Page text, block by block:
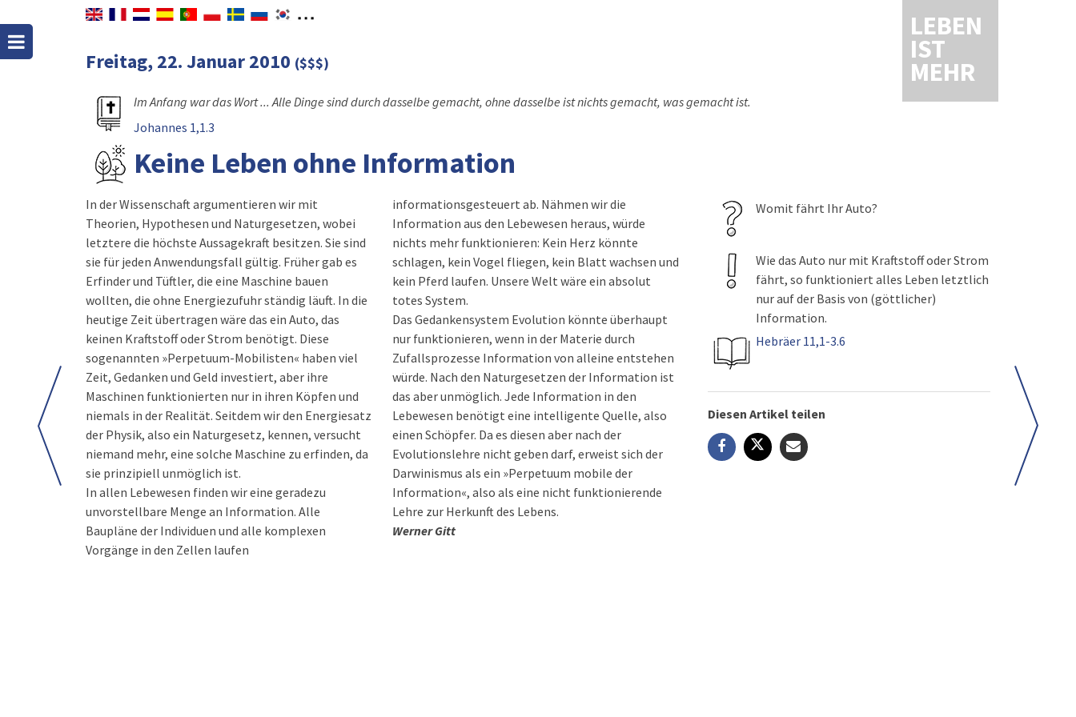
LEBEN
IST
MEHR
Freitag, 22. Januar 2010 ($$$)
Im Anfang war das Wort ... Alle Dinge sind durch dasselbe gemacht, ohne dasselbe ist nichts gemacht, was gemacht ist.
Johannes 1,1.3
Keine Leben ohne Information
In der Wissenschaft argumentieren wir mit
Theorien, Hypothesen und Naturgesetzen, wobei
letztere die höchste Aussagekraft besitzen. Sie sind
sie für jeden Anwendungsfall gültig. Früher gab es
Erfinder und Tüftler, die eine Maschine bauen
wollten, die ohne Energiezufuhr ständig läuft. In die
heutige Zeit übertragen wäre das ein Auto, das
keinen Kraftstoff oder Strom benötigt. Diese
sogenannten »Perpetuum-Mobilisten« haben viel
Zeit, Gedanken und Geld investiert, aber ihre
Maschinen funktionierten nur in ihren Köpfen und
niemals in der Realität. Seitdem wir den Energiesatz
der Physik, also ein Naturgesetz, kennen, versucht
niemand mehr, eine solche Maschine zu erfinden, da
sie prinzipiell unmöglich ist.
In allen Lebewesen finden wir eine geradezu
unvorstellbare Menge an Information. Alle
Baupläne der Individuen und alle komplexen
Vorgänge in den Zellen laufen
informationsgesteuert ab. Nähmen wir die
Information aus den Lebewesen heraus, würde
nichts mehr funktionieren: Kein Herz könnte
schlagen, kein Vogel fliegen, kein Blatt wachsen und
kein Pferd laufen. Unsere Welt wäre ein absolut
totes System.
Das Gedankensystem Evolution könnte überhaupt
nur funktionieren, wenn in der Materie durch
Zufallsprozesse Information von alleine entstehen
würde. Nach den Naturgesetzen der Information ist
das aber unmöglich. Jede Information in den
Lebewesen benötigt eine intelligente Quelle, also
einen Schöpfer. Da es diesen aber nach der
Evolutionslehre nicht geben darf, erweist sich der
Darwinismus als ein »Perpetuum mobile der
Information«, also als eine nicht funktionierende
Lehre zur Herkunft des Lebens.
Werner Gitt
Womit fährt Ihr Auto?
Wie das Auto nur mit Kraftstoff oder Strom
fährt, so funktioniert alles Leben letztlich
nur auf der Basis von (göttlicher)
Information.
Hebräer 11,1-3.6
Diesen Artikel teilen